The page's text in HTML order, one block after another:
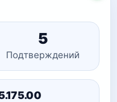
5
Подтверждений